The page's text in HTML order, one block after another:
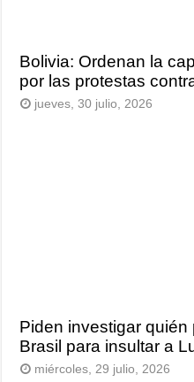
Bolivia: Ordenan la
por las protestas
jueves, 30 julio, 2026
Piden investigar
Brasil para insultar a
miércoles, 29 julio, 2026